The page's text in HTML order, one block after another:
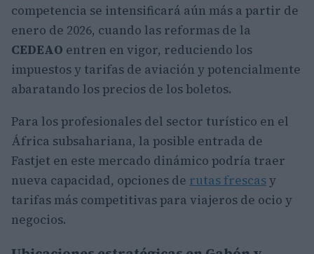
competencia se intensificará aún más a partir de
enero de 2026, cuando las reformas de la
CEDEAO entren en vigor, reduciendo los
impuestos y tarifas de aviación y potencialmente
abaratando los precios de los boletos.
Para los profesionales del sector turístico en el
África subsahariana, la posible entrada de
Fastjet en este mercado dinámico podría traer
nueva capacidad, opciones de rutas frescasy
tarifas más competitivas para viajeros de ocio y
negocios.